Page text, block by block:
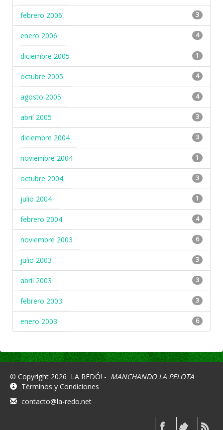
febrero 2006 3
enero 2006 4
diciembre 2005 1
octubre 2005 4
agosto 2005 4
abril 2005 3
diciembre 2004 3
noviembre 2004 1
octubre 2004 3
julio 2004 1
febrero 2004 4
noviembre 2003 6
julio 2003 3
abril 2003 3
febrero 2003 3
enero 2003 6
© Copyright 2026 LA REDÓ! - MANCHANDO LA PELOTA
Términos y Condiciones
contacto@la-redo.net